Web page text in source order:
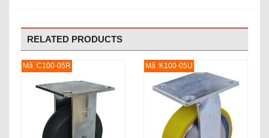
RELATED PRODUCTS
Mã :C100-05R Mã :K100-05U